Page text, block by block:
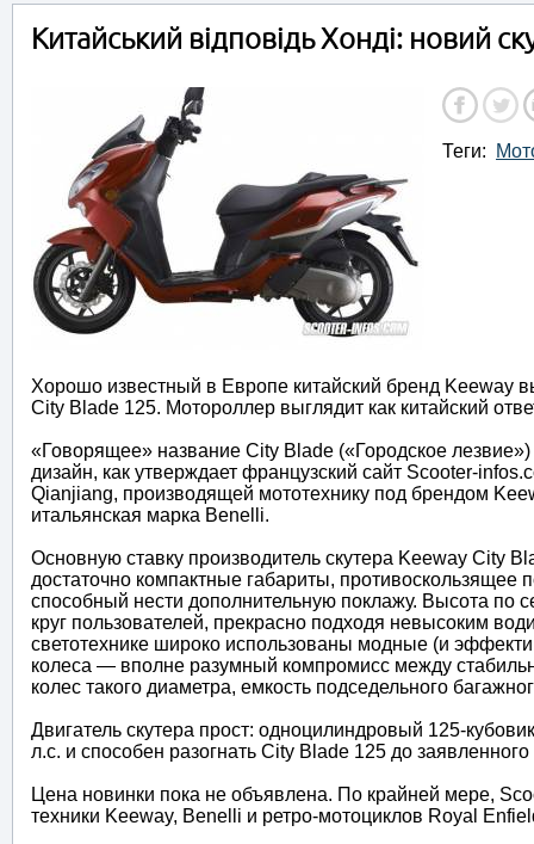
Китайський відповідь Хонді: новий
Теги:
Хорошо известный в Европе китайский бренд Keeway
City Blade 125. Мотороллер выглядит как китайский
«Говорящее» название City Blade («Городское
дизайн, как утверждает французский сайт Scooter-
Qianjiang, производящей мототехнику под брендом
итальянская марка Benelli.
Основную ставку производитель скутера Keeway City
достаточно компактные габариты, противоскользящее
способный нести дополнительную поклажу. Высота
круг пользователей, прекрасно подходя невысоким
светотехнике широко использованы модные (и
колеса — вполне разумный компромисс между
колес такого диаметра, емкость подседельного
Двигатель скутера прост: одноцилиндровый 125-
л.с. и способен разогнать City Blade 125 до
Цена новинки пока не объявлена. По крайней мере,
техники Keeway, Benelli и ретро-мотоциклов Royal